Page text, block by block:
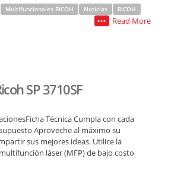
Multifuncionales RICOH Noticias RICOH
Read More
•••
SP 3710SF
Técnica Cumpla con cada
Aproveche al máximo su
sus mejores ideas. Utilice la
láser (MFP) de bajo costo